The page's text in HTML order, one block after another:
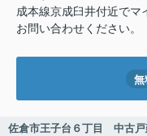
成本線京成臼井付近でマ
お問い合わせください。
無
佐倉市王子台６丁目 中古戸